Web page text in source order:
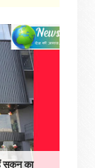
सुकून का